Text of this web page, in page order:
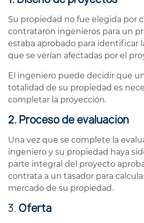
Su propiedad no fue elegida por
contrataron ingenieros para un
estaba aprobado para identificar
que se verían afectadas por el
El ingeniero puede decidir que
totalidad de su propiedad es
completar la proyección.
2. Proceso de evaluación
Una vez que se complete la
ingeniero y su propiedad haya
parte integral del proyecto
contrata a un tasador para
mercado de su propiedad.
3. Oferta